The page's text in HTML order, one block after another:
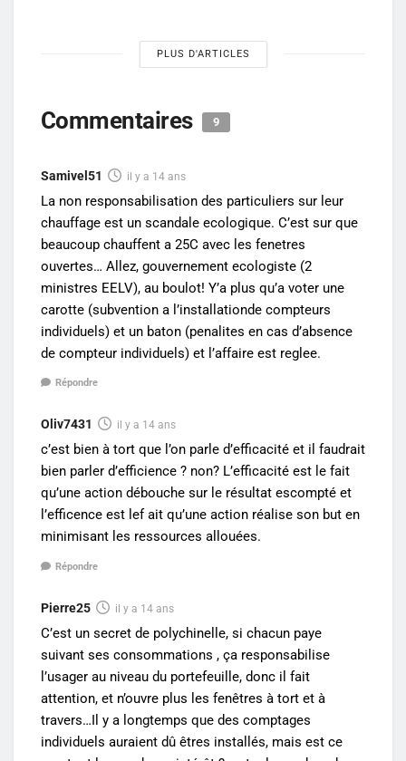
PLUS D'ARTICLES
Commentaires 9
Samivel51 il y a 14 ans
La non responsabilisation des particuliers sur leur
chauffage est un scandale ecologique. C’est sur que
beaucoup chauffent a 25C avec les fenetres
ouvertes… Allez, gouvernement ecologiste (2
ministres EELV), au boulot! Y’a plus qu’a voter une
carotte (subvention a l’installationde compteurs
individuels) et un baton (penalites en cas d’absence
de compteur individuels) et l’affaire est reglee.
Répondre
Oliv7431 il y a 14 ans
c’est bien à tort que l’on parle d’efficacité et il faudrait
bien parler d’efficience ? non? L’efficacité est le fait
qu’une action débouche sur le résultat escompté et
l’efficence est lef ait qu’une action réalise son but en
minimisant les ressources allouées.
Répondre
Pierre25 il y a 14 ans
C’est un secret de polychinelle, si chacun paye
suivant ses consommations , ça responsabilise
l’usager au niveau du portefeuille, donc il fait
attention, et n’ouvre plus les fenêtres à tort et à
travers…Il y a longtemps que des comptages
individuels auraient dû êtres installés, mais est ce